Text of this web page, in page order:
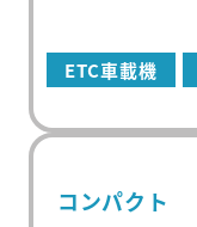
ETC車載機
コンパクト